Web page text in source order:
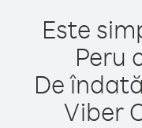
Este
Peru
De
Viber